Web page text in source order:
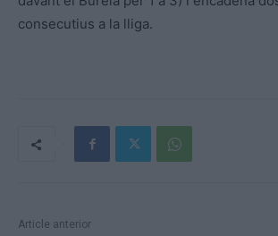
consecutius a la lliga.
Article anterior